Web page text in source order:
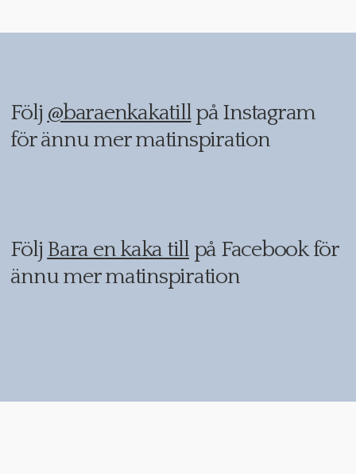
Följ @baraenkakatillpå Instagram
för ännu mer matinspiration
Följ Bara en kaka tillpå Facebook för
ännu mer matinspiration